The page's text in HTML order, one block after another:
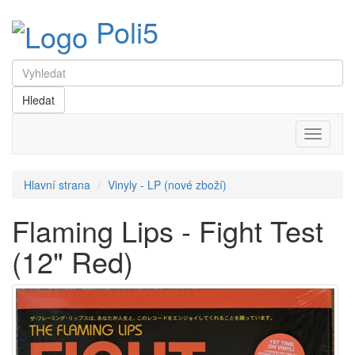
Poli5
Menu
Hlavní strana Vinyly - LP (nové zboží)
Flaming Lips - Fight Test
(12" Red)